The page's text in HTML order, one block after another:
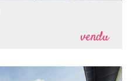
vendu